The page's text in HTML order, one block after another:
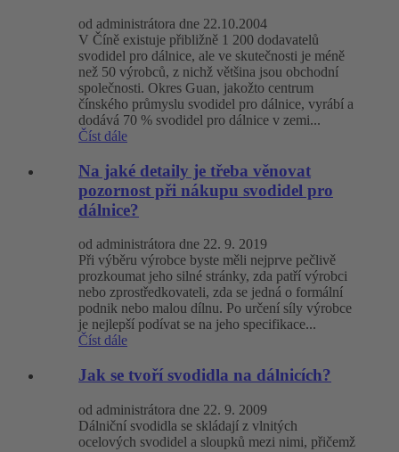
od administrátora dne 22.10.2004
V Číně existuje přibližně 1 200 dodavatelů
svodidel pro dálnice, ale ve skutečnosti je méně
než 50 výrobců, z nichž většina jsou obchodní
společnosti. Okres Guan, jakožto centrum
čínského průmyslu svodidel pro dálnice, vyrábí a
dodává 70 % svodidel pro dálnice v zemi...
Číst dále
Na jaké detaily je třeba věnovat
pozornost při nákupu svodidel pro
dálnice?
od administrátora dne 22. 9. 2019
Při výběru výrobce byste měli nejprve pečlivě
prozkoumat jeho silné stránky, zda patří výrobci
nebo zprostředkovateli, zda se jedná o formální
podnik nebo malou dílnu. Po určení síly výrobce
je nejlepší podívat se na jeho specifikace...
Číst dále
Jak se tvoří svodidla na dálnicích?
od administrátora dne 22. 9. 2009
Dálniční svodidla se skládají z vlnitých
ocelových svodidel a sloupků mezi nimi, přičemž